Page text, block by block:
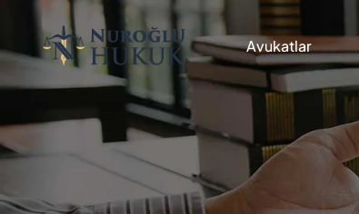
Avukatlar